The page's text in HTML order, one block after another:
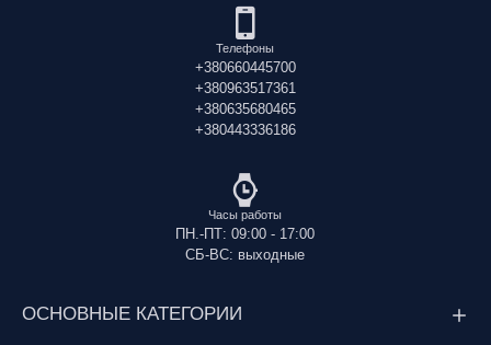
Телефоны
+380660445700
+380963517361
+380635680465
+380443336186
Часы работы
ПН.-ПТ: 09:00 - 17:00
СБ-ВС: выходные
ОСНОВНЫЕ КАТЕГОРИИ